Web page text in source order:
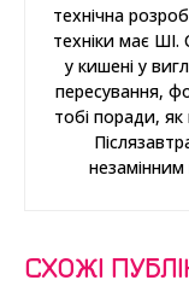
технічна
техніки має
у кишені у
пересування,
тобі поради,
незамінним
СХОЖІ